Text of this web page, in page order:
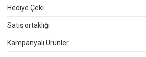
Hediye Çeki
Satış ortaklığı
Kampanyalı Ürünler